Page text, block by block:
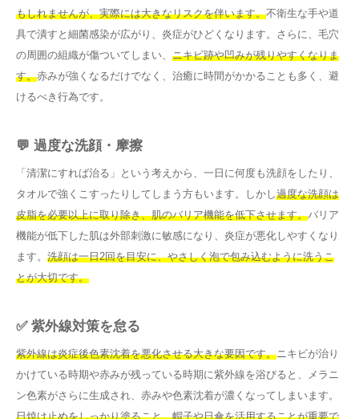
もしれませんが、実際には大きなリスクを伴います。不衛生な手や道
具で潰すと細菌感染が広がり、炎症がひどくなります。さらに、毛穴
の周囲の組織が傷ついてしまい、 ニキビ跡や凹みが残りやすくなりま
す。赤みが強くなるだけでなく、治癒に時間がかかることも多く、避
けるべき行為です。
💬 過度な洗顔・摩擦
「清潔にすれば治る」という考えから、一日に何度も洗顔をしたり、
タオルで強くこすったりしてしまう方もいます。しかし過度な洗顔は
皮脂を必要以上に取り除き、肌のバリア機能を低下させます。バリア
機能が低下した肌は外部刺激に敏感になり、炎症が悪化しやすくなり
ます。 洗顔は一日2回を目安に、やさしく泡で包み込むように洗うこ
とが大切です。
✅ 紫外線対策を怠る
紫外線は炎症後色素沈着を悪化させる大きな要因です。ニキビが治り
かけている時期や赤みが残っている時期に紫外線を浴びると、メラニ
ン色素がさらに生成され、赤みや色素沈着が濃くなってしまいます。
日焼け止めをしっかり塗ること、帽子や日傘を活用することが重要で